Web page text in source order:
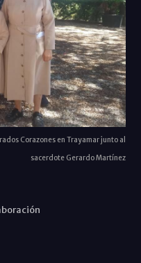
Corazones en Trayamar junto al
sacerdote Gerardo Martínez